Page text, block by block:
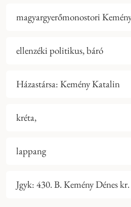
magyargyerőmonostori
ellenzéki politikus, báró
Házastársa: Kemény Katalin
kréta,
lappang
Jgyk: 430. B. Kemény Dénes